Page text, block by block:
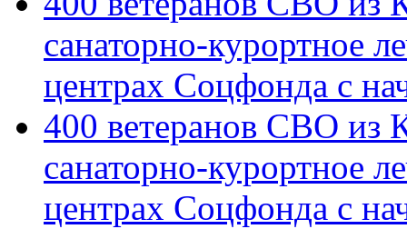
санаторно-курортное
центрах Соцфонда с
400 ветеранов СВО из
санаторно-курортное
центрах Соцфонда с